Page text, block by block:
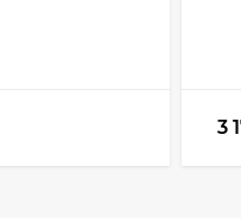
3